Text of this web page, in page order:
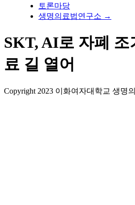
토론마당
생명의료법연구소 →
SKT, AI로 자폐 조
료 길 열어
Copyright 2023 이화여자대학교 생명